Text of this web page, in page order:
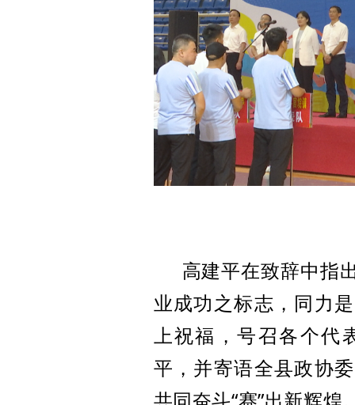
高建平在致辞中指
业成功之标志，同力
上祝福，号召各个代
平， 并寄语全县政协
共同奋斗“赛”出新辉煌